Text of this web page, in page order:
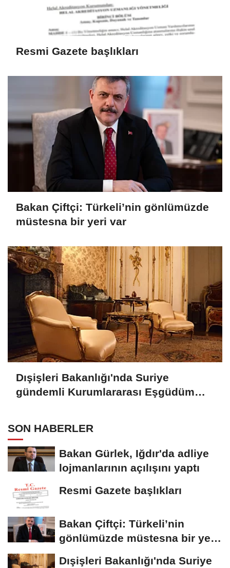
Resmi Gazete başlıkları
Bakan Çiftçi: Türkeli’nin gönlümüzde
müstesna bir yeri var
Dışişleri Bakanlığı'nda Suriye
gündemli Kurumlararası Eşgüdüm
SON HABERLER
Bakan Gürlek, Iğdır'da adliye
lojmanlarının açılışını yaptı
Resmi Gazete başlıkları
Bakan Çiftçi: Türkeli’nin
gönlümüzde müstesna bir yeri
Dışişleri Bakanlığı'nda Suriye